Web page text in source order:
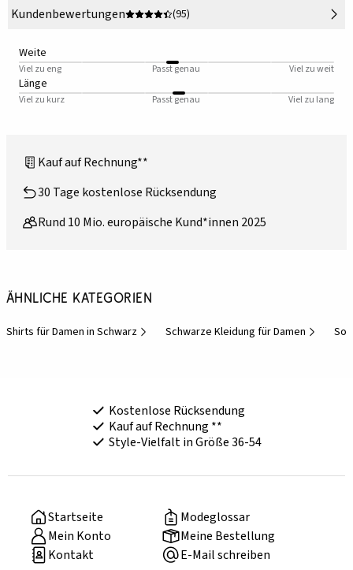
Kundenbewertungen
(95)
Weite
Viel zu eng Passt genau Viel zu weit
Länge
Viel zu kurz Passt genau Viel zu lang
Kauf auf Rechnung**
30 Tage kostenlose Rücksendung
Rund 10 Mio. europäische Kund*innen 2025
Ähnliche Kategorien
Shirts für Damen in Schwarz Schwarze Kleidung für Damen
Kostenlose Rücksendung
Kauf auf Rechnung **
Style-Vielfalt in Größe 36-54
Startseite
Modeglossar
Mein Konto
Meine Bestellung
Kontakt
E-Mail schreiben